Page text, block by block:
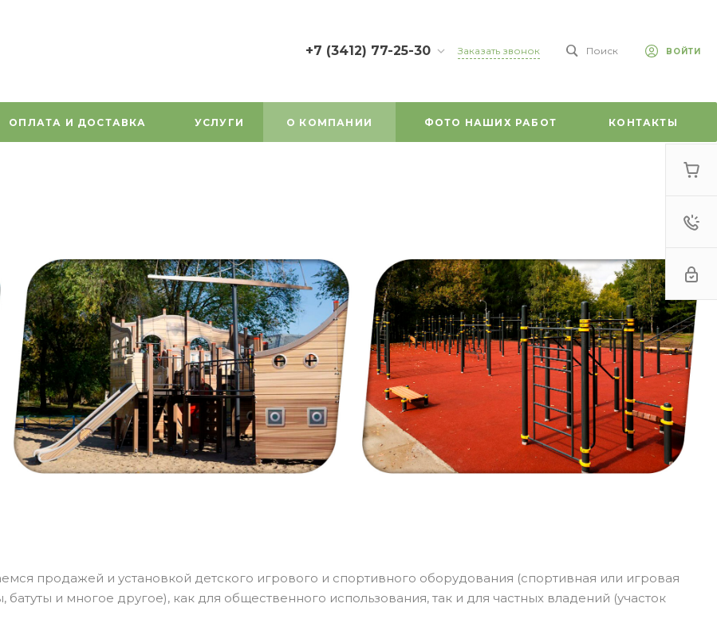
+7 (3412) 77-25-30
г. Ижевск, ул.
Орджоникидзе, д. 45
Заказать звонок Поиск ВОЙТИ
ОПЛАТА И ДОСТАВКА УСЛУГИ О КОМПАНИИ ФОТО НАШИХ РАБОТ КОНТАКТЫ
продажей и установкой детского игрового и спортивного оборудования (спортивная или игровая
и многое другое), как для общественного использования, так и для частных владений (участок